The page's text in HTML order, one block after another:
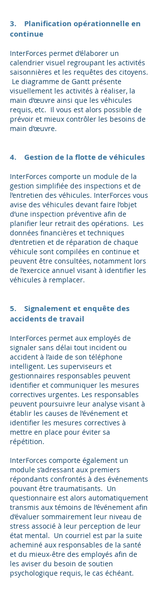
3. Planification opérationnelle en
continue
InterForces permet d’élaborer un
calendrier visuel regroupant les activités
saisonnières et les requêtes des citoyens.
Le diagramme de Gantt présente
visuellement les activités à réaliser, la
main d’œuvre ainsi que les véhicules
requis, etc. Il vous est alors possible de
prévoir et mieux contrôler les besoins de
main d’œuvre.
4. Gestion de la flotte de véhicules
InterForces comporte un module de la
gestion simplifiée des inspections et de
l’entretien des véhicules. InterForces vous
avise des véhicules devant faire l’objet
d’une inspection préventive afin de
planifier leur retrait des opérations. Les
données financières et techniques
d’entretien et de réparation de chaque
véhicule sont compilées en continue et
peuvent être consultées, notamment lors
de l’exercice annuel visant à identifier les
véhicules à remplacer.
5. Signalement et enquête des
accidents de travail
InterForces permet aux employés de
signaler sans délai tout incident ou
accident à l’aide de son téléphone
intelligent. Les superviseurs et
gestionnaires responsables peuvent
identifier et communiquer les mesures
correctives urgentes. Les responsables
peuvent poursuivre leur analyse visant à
établir les causes de l’événement et
identifier les mesures correctives à
mettre en place pour éviter sa
répétition.
InterForces comporte également un
module s’adressant aux premiers
répondants confrontés à des événements
pouvant être traumatisants. Un
questionnaire est alors automatiquement
transmis aux témoins de l’événement afin
d’évaluer sommairement leur niveau de
stress associé à leur perception de leur
état mental. Un courriel est par la suite
acheminé aux responsables de la santé
et du mieux-être des employés afin de
les aviser du besoin de soutien
psychologique requis, le cas échéant.